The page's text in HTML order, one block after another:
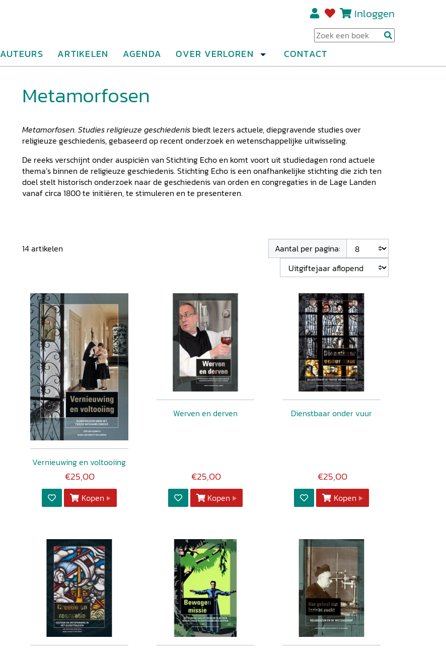
Inloggen
AUTEURS ARTIKELEN AGENDA OVER VERLOREN CONTACT
Metamorfosen
Metamorfosen. Studies religieuze geschiedenis biedt lezers actuele, diepgravende studies over
religieuze geschiedenis, gebaseerd op recent onderzoek en wetenschappelijke uitwisseling.
De reeks verschijnt onder auspiciën van Stichting Echo en komt voort uit studiedagen rond actuele
thema’s binnen de religieuze geschiedenis. Stichting Echo is een onafhankelijke stichting die zich ten
doel stelt historisch onderzoek naar de geschiedenis van orden en congregaties in de Lage Landen
vanaf circa 1800 te initiëren, te stimuleren en te presenteren.
14artikelen Aantal per pagina:
Vernieuwing en voltooiing
€25,00
Kopen
Werven en derven
€25,00
Kopen
Dienstbaar onder vuur
€25,00
Kopen